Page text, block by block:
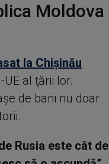
Moldova
la Chişinău
al ţării lor.
de bani nu doar
Rusia este cât de